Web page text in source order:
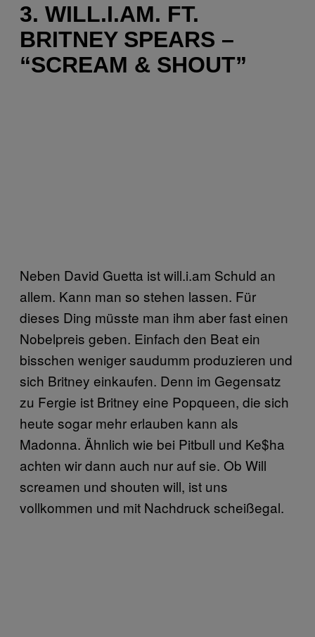
3. WILL.I.AM. FT.
BRITNEY SPEARS –
“SCREAM & SHOUT”
Neben David Guetta ist will.i.am Schuld an
allem. Kann man so stehen lassen. Für
dieses Ding müsste man ihm aber fast einen
Nobelpreis geben. Einfach den Beat ein
bisschen weniger saudumm produzieren und
sich Britney einkaufen. Denn im Gegensatz
zu Fergie ist Britney eine Popqueen, die sich
heute sogar mehr erlauben kann als
Madonna. Ähnlich wie bei Pitbull und Ke$ha
achten wir dann auch nur auf sie. Ob Will
screamen und shouten will, ist uns
vollkommen und mit Nachdruck scheißegal.